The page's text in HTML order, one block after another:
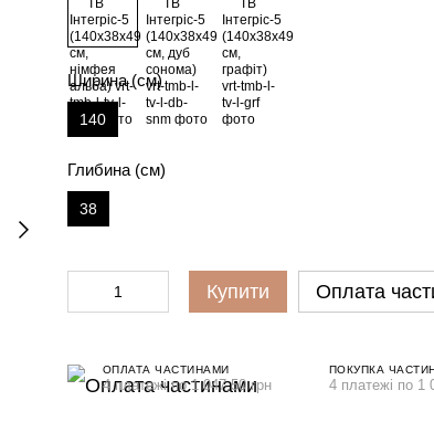
Ширина (см)
140
Глибина (см)
38
Купити Оплата
ОПЛАТА ЧАСТИНАМИ
4 платежі по 1 047.50 грн
ПОКУПКА
4 платежі по 1